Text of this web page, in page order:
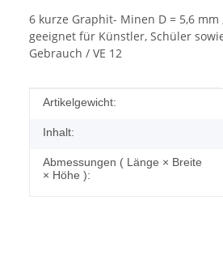
6 kurze Graphit- Minen D = 5,6 mm
geeignet für Künstler, Schüler
Gebrauch / VE 12
Produkteigenschaft
Wert
Artikelgewicht:
Inhalt:
Abmessungen ( Länge × Breite
× Höhe ):